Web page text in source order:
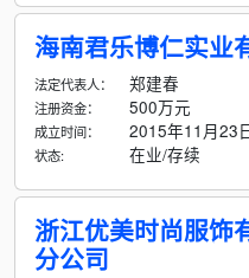
海南君乐博仁实业
法定代表人： 郑建春
注册资金： 500万元
成立时间： 2015年11月23
状态: 在业/存续
浙江优美时尚服饰
分公司